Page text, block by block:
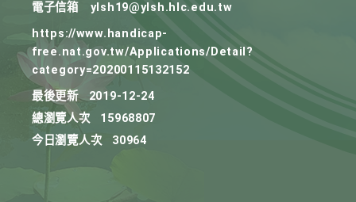
電子信箱
ylsh19@ylsh.hlc.edu.tw
https://www.handicap-
free.nat.gov.tw/Applications/Detail?
category=20200115132152
最後更新
2019-12-24
總瀏覽人次
15968807
今日瀏覽人次
30964